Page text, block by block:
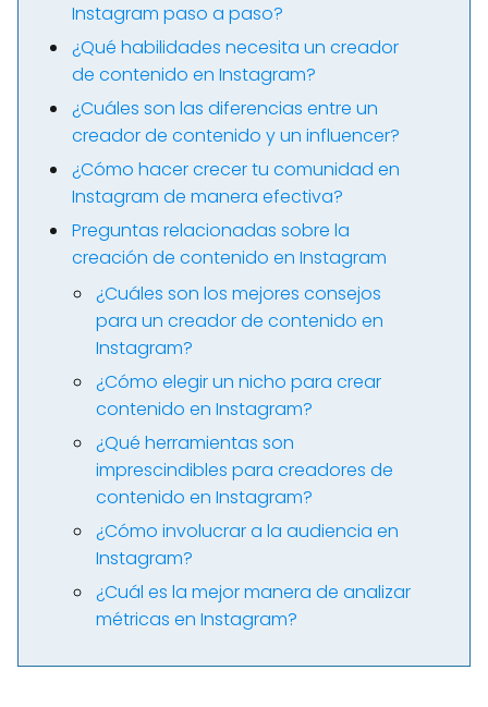
Instagram paso a paso?
¿Qué habilidades necesita un creador
de contenido en Instagram?
¿Cuáles son las diferencias entre un
creador de contenido y un influencer?
¿Cómo hacer crecer tu comunidad en
Instagram de manera efectiva?
Preguntas relacionadas sobre la
creación de contenido en Instagram
¿Cuáles son los mejores consejos
para un creador de contenido en
Instagram?
¿Cómo elegir un nicho para crear
contenido en Instagram?
¿Qué herramientas son
imprescindibles para creadores de
contenido en Instagram?
¿Cómo involucrar a la audiencia en
Instagram?
¿Cuál es la mejor manera de analizar
métricas en Instagram?